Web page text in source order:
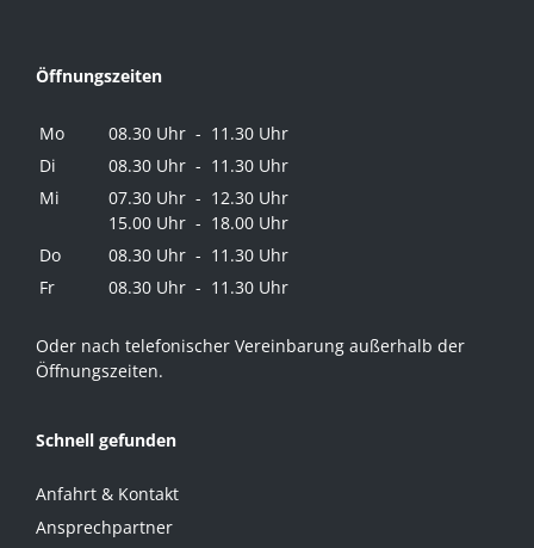
Öffnungszeiten
Mo
08.30 Uhr - 11.30 Uhr
Di
08.30 Uhr - 11.30 Uhr
Mi
07.30 Uhr - 12.30 Uhr
15.00 Uhr - 18.00 Uhr
Do
08.30 Uhr - 11.30 Uhr
Fr
08.30 Uhr - 11.30 Uhr
Oder nach telefonischer Vereinbarung außerhalb der
Öffnungszeiten.
Schnell gefunden
Anfahrt & Kontakt
Ansprechpartner